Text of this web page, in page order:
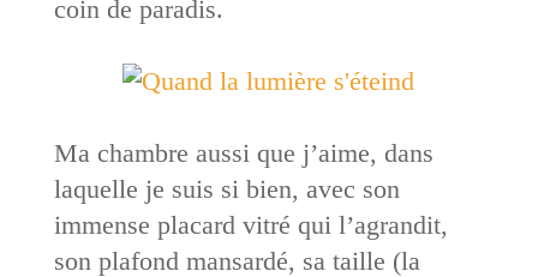
coin de paradis.
Ma chambre aussi que j’aime, dans
laquelle je suis si bien, avec son
immense placard vitré qui l’agrandit,
son plafond mansardé, sa taille (la